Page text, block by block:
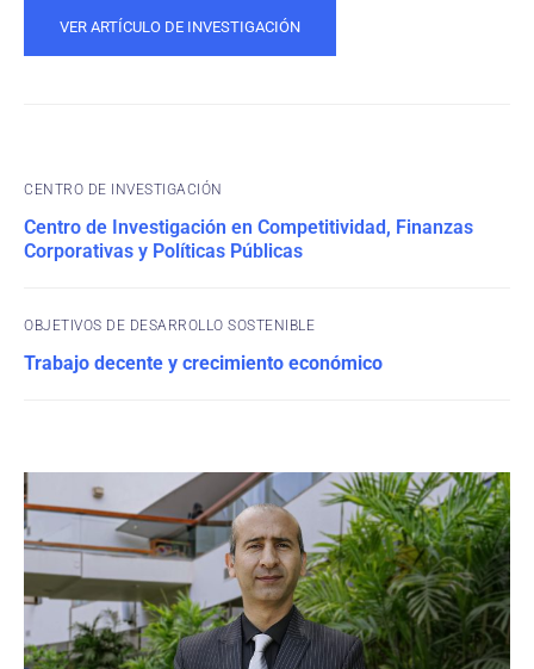
VER ARTÍCULO DE INVESTIGACIÓN
CENTRO DE INVESTIGACIÓN
Centro de Investigación en Competitividad, Finanzas
Corporativas y Políticas Públicas
OBJETIVOS DE DESARROLLO SOSTENIBLE
Trabajo decente y crecimiento económico